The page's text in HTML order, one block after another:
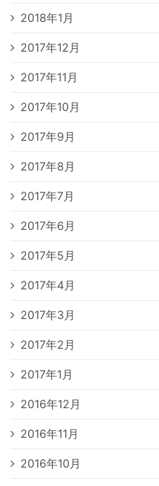
2018年1月
2017年12月
2017年11月
2017年10月
2017年9月
2017年8月
2017年7月
2017年6月
2017年5月
2017年4月
2017年3月
2017年2月
2017年1月
2016年12月
2016年11月
2016年10月